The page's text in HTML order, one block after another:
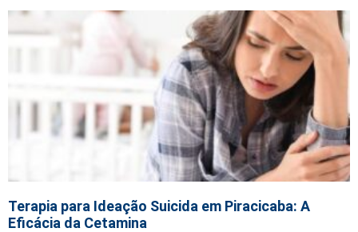
Terapia para Ideação Suicida em Piracicaba: A
Eficácia da Cetamina